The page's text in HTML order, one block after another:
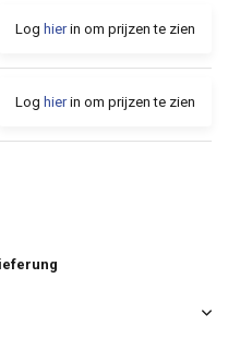
Log hierin om prijzen te zien
Log hierin om prijzen te zien